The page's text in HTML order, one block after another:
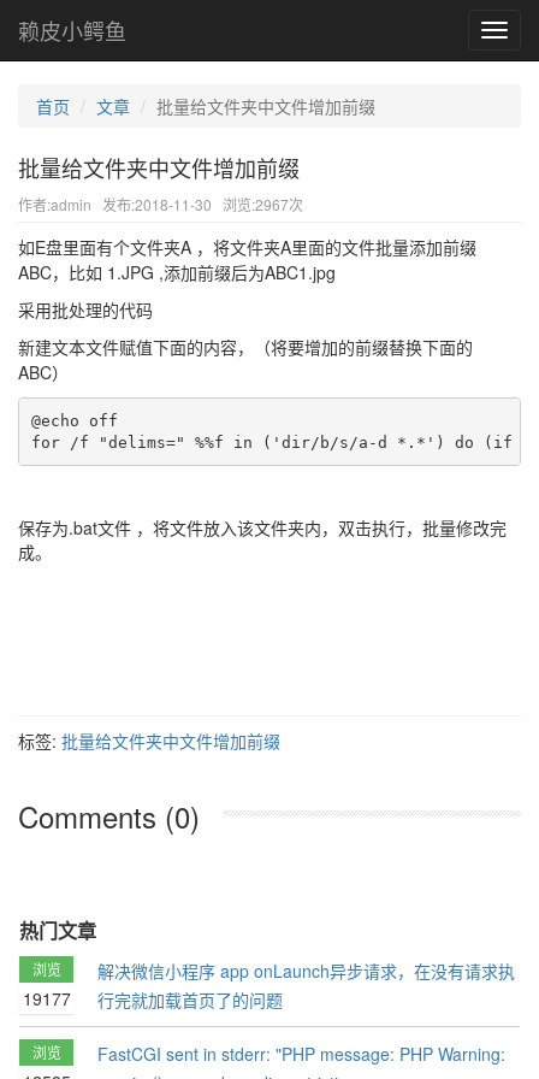
赖皮小鳄鱼
首页 文章 批量给文件夹中文件增加前缀
批量给文件夹中文件增加前缀
作者:admin 发布:2018-11-30 浏览:2967次
如E盘里面有个文件夹A ，将文件夹A里面的文件批量添加前缀
ABC，比如 1.JPG ,添加前缀后为ABC1.jpg
采用批处理的代码
新建文本文件赋值下面的内容，（将要增加的前缀替换下面的
ABC）
@echo off
for /f "delims=" %%f in ('dir/b/s/a-d *.*') do (if not
保存为.bat文件 ，将文件放入该文件夹内，双击执行，批量修改完
成。
标签: 批量给文件夹中文件增加前缀
Comments (0)
热门文章
浏览
19177
解决微信小程序 app onLaunch异步请求，在没有请求执
行完就加载首页了的问题
浏览
FastCGI sent in stderr: "PHP message: PHP Warning: